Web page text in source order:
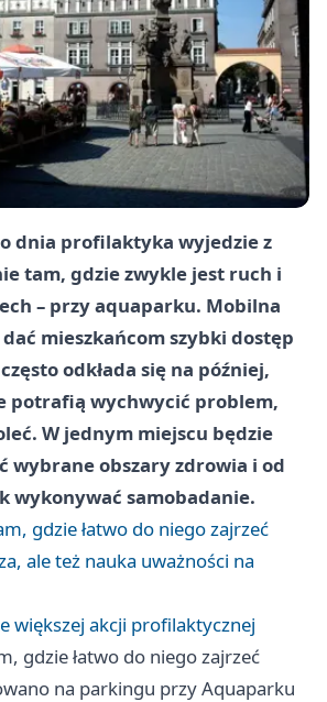
dnia profilaktyka wyjedzie z
tam, gdzie zwykle jest ruch i
– przy aquaparku. Mobilna
mieszkańcom szybki dostęp
odkłada się na później,
potrafią wychwycić problem,
W jednym miejscu będzie
wybrane obszary zdrowia i od
wykonywać samobadanie.
gdzie łatwo do niego zajrzeć
ale też nauka uważności na
większej akcji profilaktycznej
gdzie łatwo do niego zajrzeć
na parkingu przy Aquaparku